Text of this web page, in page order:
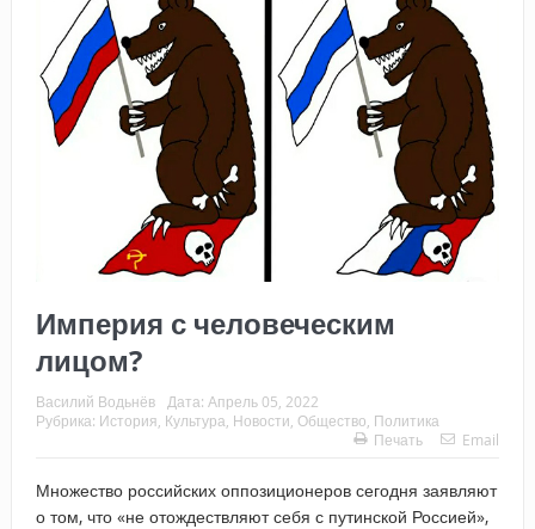
Империя с человеческим
лицом?
Василий Водьнёв Дата: Апрель 05, 2022
Рубрика: История Культура Новости Общество Политика
Печать
Email
Множество российских оппозиционеров сегодня заявляют
о том, что «не отождествляют себя с путинской Россией»,